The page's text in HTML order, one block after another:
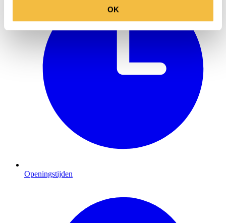
OK
Openingstijden